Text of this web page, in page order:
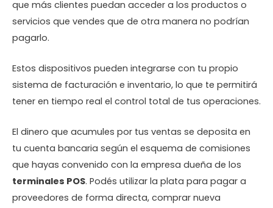
que más clientes puedan acceder a los productos o
servicios que vendes que de otra manera no podrían
pagarlo.
Estos dispositivos pueden integrarse con tu propio
sistema de facturación e inventario, lo que te permitirá
tener en tiempo real el control total de tus operaciones.
El dinero que acumules por tus ventas se deposita en
tu cuenta bancaria según el esquema de comisiones
que hayas convenido con la empresa dueña de los
terminales POS. Podés utilizar la plata para pagar a
proveedores de forma directa, comprar nueva